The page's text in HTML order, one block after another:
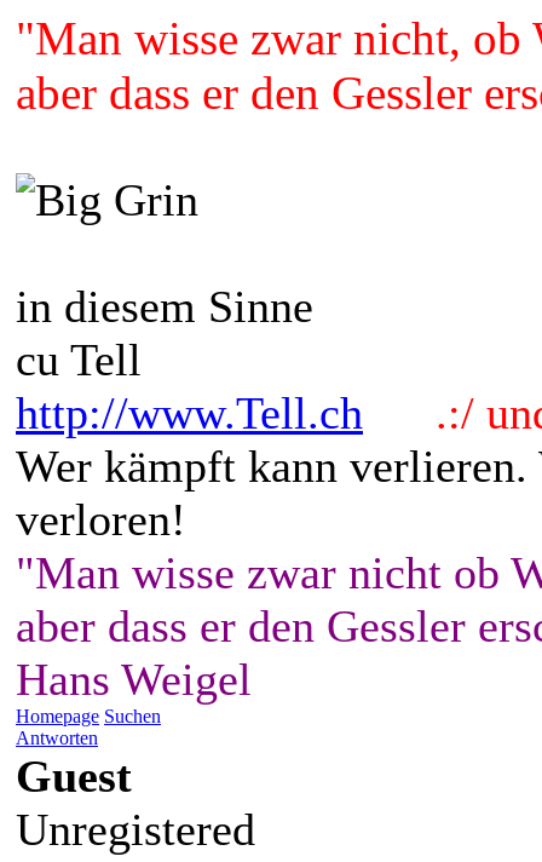
"Man wisse zwar nicht, ob
aber dass er den Gessler
in diesem Sinne
cu Tell
http://www.Tell.ch
.:/
Wer kämpft kann
verloren!
"Man wisse zwar nicht ob
aber dass er den Gessler
Hans Weigel
Homepage Suchen
Antworten
Guest
Unregistered